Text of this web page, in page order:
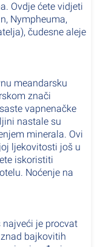
Ovdje ćete vidjeti
Nympheuma,
čudesne aleje
meandarsku
znači
vapnenačke
nastale su
minerala. Ovi
ljekovitosti još u
iskoristiti
Noćenje na
je procvat
bajkovitih